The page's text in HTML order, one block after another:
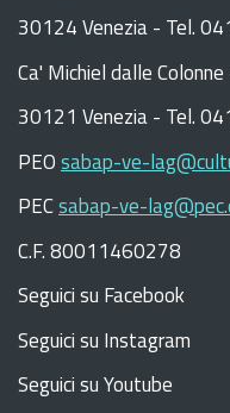
interventi
per
città,
inteventi
restauro
nel
il
paesaggio.
presenti
30124 Venezia - Tel.
Ca' Michiel dalle
30121 Venezia - Tel.
PEOsabap-ve-
PECsabap-ve-
C.F. 80011460278
Seguici su Facebook
Seguici su Instagram
Seguici su Youtube